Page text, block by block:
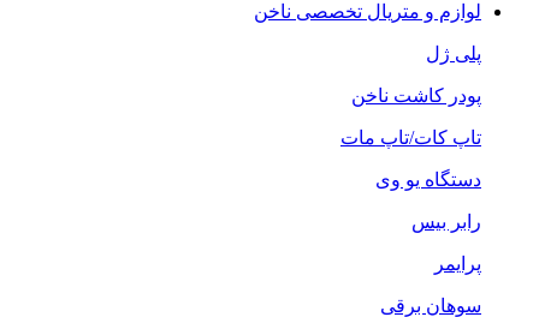
لوازم و متریال تخصصی ناخن
پلی ژل
پودر کاشت ناخن
تاپ کات/تاپ مات
دستگاه یو وی
رابر بیس
پرایمر
سوهان برقی